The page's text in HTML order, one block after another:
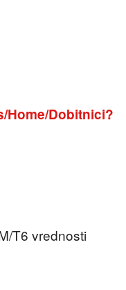
Home/Dobitnici?
T6 vrednosti